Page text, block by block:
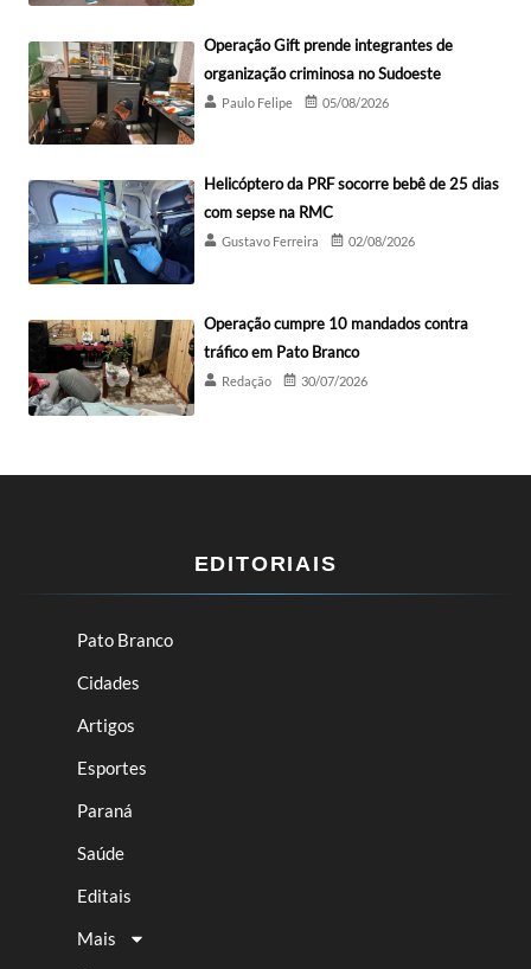
Operação Gift prende integrantes de
organização criminosa no Sudoeste
Paulo Felipe 05/08/2026
Helicóptero da PRF socorre bebê de 25 dias
com sepse na RMC
Gustavo Ferreira 02/08/2026
Operação cumpre 10 mandados contra
tráfico em Pato Branco
Redação 30/07/2026
EDITORIAIS
Pato Branco
Cidades
Artigos
Esportes
Paraná
Saúde
Editais
Mais